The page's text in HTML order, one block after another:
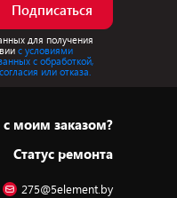
Подписаться
для получения
с условиями
с обработкой,
или отказа.
с моим заказом?
Статус ремонта
275@5element.by